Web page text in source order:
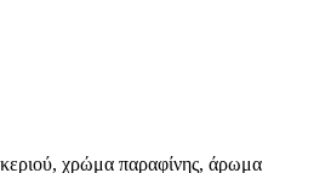
κεριού, χρώμα παραφίνης, άρωμα